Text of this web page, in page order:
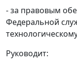
- за правовым
Федеральной
Руководит: